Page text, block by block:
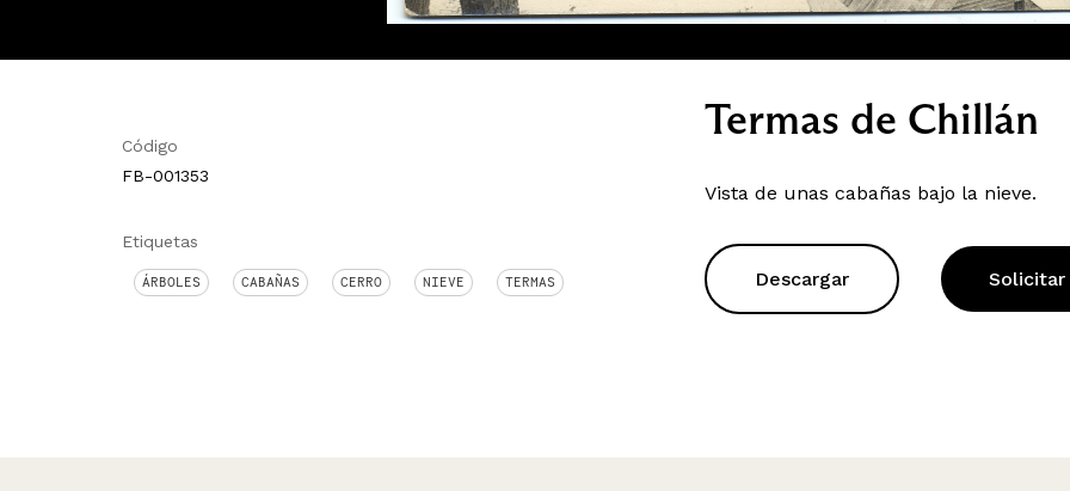
Código
FB-001353
Etiquetas
ÁRBOLES CABAÑAS CERRO NIEVE TERMAS
Termas de Chillán
Vista de unas cabañas bajo la nieve.
Descargar Solicitar